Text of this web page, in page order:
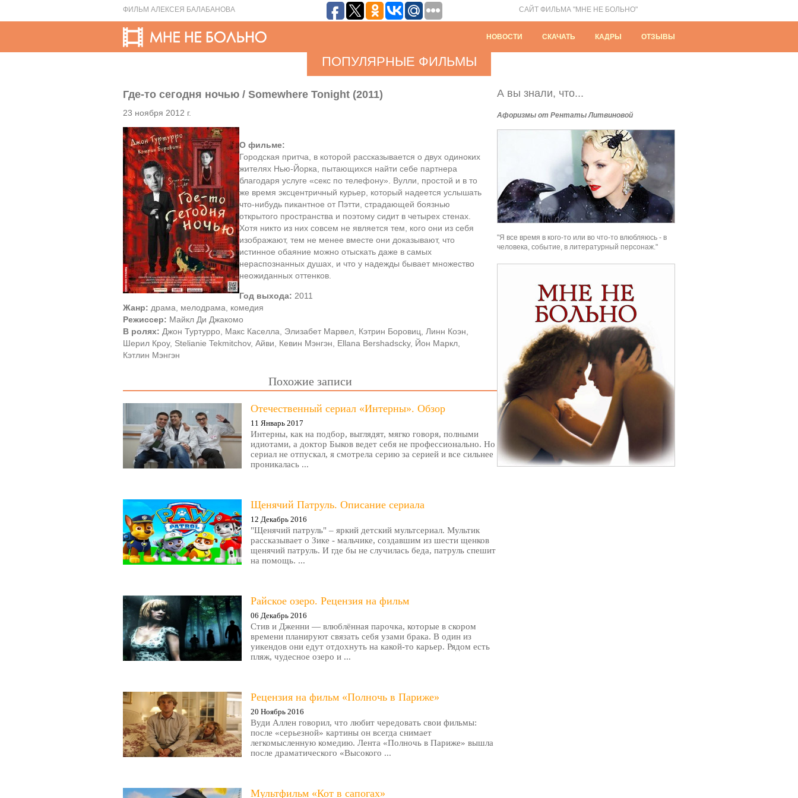
ФИЛЬМ АЛЕКСЕЯ БАЛАБАНОВА САЙТ ФИЛЬМА "МНЕ НЕ БОЛЬНО"
НОВОСТИ СКАЧАТЬ КАДРЫ ОТЗЫВЫ
ПОПУЛЯРНЫЕ ФИЛЬМЫ
Где-то сегодня ночью / Somewhere Tonight (2011)
23 ноября 2012 г.
О фильме:
Городская притча, в которой рассказывается о двух одиноких
жителях Нью-Йорка, пытающихся найти себе партнера
благодаря услуге «секс по телефону». Вулли, простой и в то
же время эксцентричный курьер, который надеется услышать
что-нибудь пикантное от Пэтти, страдающей боязнью
открытого пространства и поэтому сидит в четырех стенах.
Хотя никто из них совсем не является тем, кого они из себя
изображают, тем не менее вместе они доказывают, что
истинное обаяние можно отыскать даже в самых
нераспознанных душах, и что у надежды бывает множество
неожиданных оттенков.
Год выхода: 2011
Жанр: драма, мелодрама, комедия
Режиссер: Майкл Ди Джакомо
В ролях: Джон Туртурро, Макс Каселла, Элизабет Марвел, Кэтрин Боровиц, Линн Коэн,
Шерил Кроу, Stelianie Tekmitchov, Айви, Кевин Мэнгэн, Ellana Bershadscky, Йон Маркл,
Кэтлин Мэнгэн
Похожие записи
Отечественный сериал «Интерны». Обзор
11 Январь 2017
Интерны, как на подбор, выглядят, мягко говоря, полными
идиотами, а доктор Быков ведет себя не профессионально. Но
сериал не отпускал, я смотрела серию за серией и все сильнее
проникалась ...
Щенячий Патруль. Описание сериала
12 Декабрь 2016
"Щенячий патруль" – яркий детский мультсериал. Мультик
рассказывает о Зике - мальчике, создавшим из шести щенков
щенячий патруль. И где бы не случилась беда, патруль спешит
на помощь. ...
Райское озеро. Рецензия на фильм
06 Декабрь 2016
Стив и Дженни — влюблённая парочка, которые в скором
времени планируют связать себя узами брака. В один из
уикендов они едут отдохнуть на какой-то карьер. Рядом есть
пляж, чудесное озеро и ...
Рецензия на фильм «Полночь в Париже»
20 Ноябрь 2016
Вуди Аллен говорил, что любит чередовать свои фильмы:
после «серьезной» картины он всегда снимает
легкомысленную комедию. Лента «Полночь в Париже» вышла
после драматического «Высокого ...
Мультфильм «Кот в сапогах»
А вы знали, что...
Афоризмы от Рентаты Литвиновой
"Я все время в кого-то или во что-то влюбляюсь - в
человека, событие, в литературный персонаж."